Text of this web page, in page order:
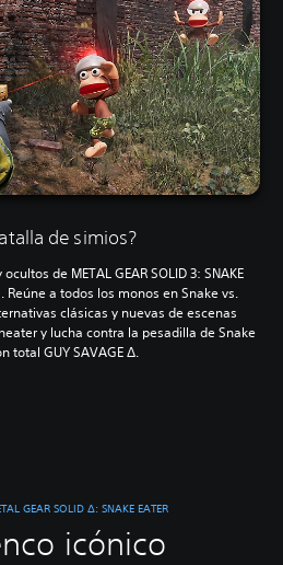
de simios?
de METAL GEAR SOLID 3: SNAKE
Reúne a todos los monos en Snake vs.
clásicas y nuevas de escenas
y lucha contra la pesadilla de Snake
total GUY SAVAGE Δ.
GEAR SOLID Δ: SNAKE EATER
icónico